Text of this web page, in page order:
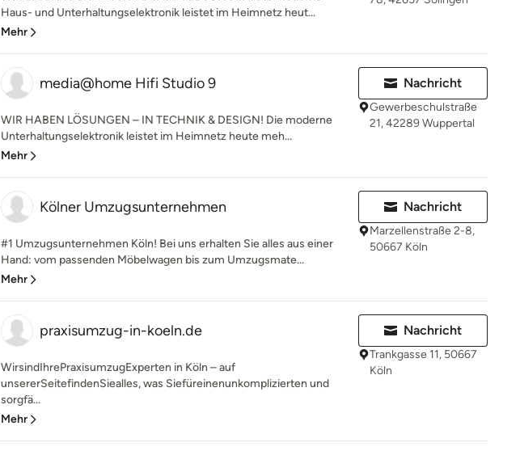
Haus- und Unterhaltungselektronik leistet im Heimnetz heut...
Mehr
media@home Hifi Studio 9
WIR HABEN LÖSUNGEN – IN TECHNIK & DESIGN! Die moderne
Unterhaltungselektronik leistet im Heimnetz heute meh...
Mehr
Nachricht
Gewerbeschulstraße
21, 42289 Wuppertal
Kölner Umzugsunternehmen
#1 Umzugsunternehmen Köln! Bei uns erhalten Sie alles aus einer
Hand: vom passenden Möbelwagen bis zum Umzugsmate...
Mehr
Nachricht
Marzellenstraße 2-8,
50667 Köln
praxisumzug-in-koeln.de
WirsindIhrePraxisumzugExperten in Köln – auf
unsererSeitefindenSiealles, was Siefüreinenunkomplizierten und
sorgfä...
Mehr
Nachricht
Trankgasse 11, 50667
Köln